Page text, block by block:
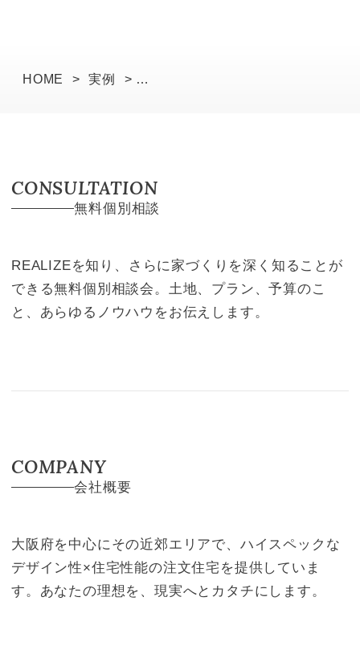
HOME > 実例
>
CONSULTATION
無料個別相談
REALIZEを知り、さらに家づくりを深く知ることが
できる無料個別相談会。土地、プラン、予算のこ
と、あらゆるノウハウをお伝えします。
COMPANY
会社概要
大阪府を中心にその近郊エリアで、ハイスペックな
デザイン性×住宅性能の注文住宅を提供していま
す。あなたの理想を、現実へとカタチにします。